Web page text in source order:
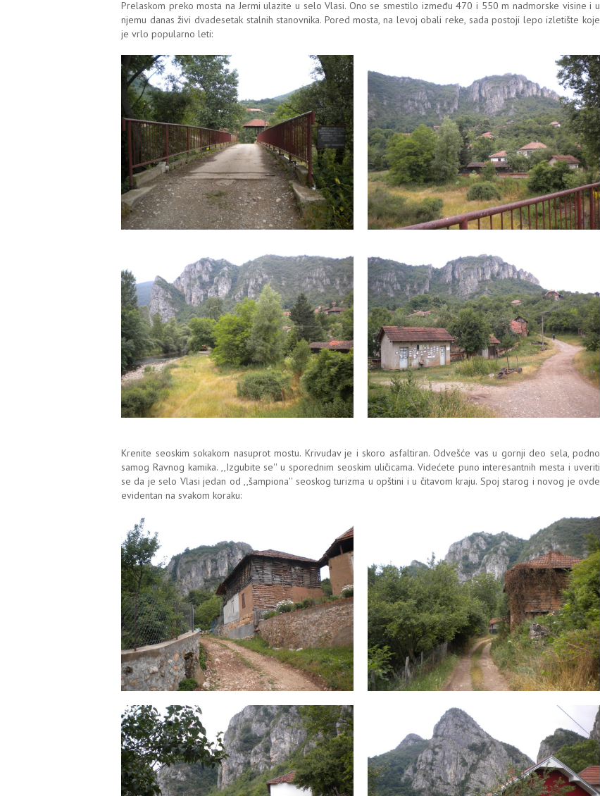
Prelaskom preko mosta na Jermi ulazite u selo Vlasi. Ono se smestilo između 470 i 550 m nadmorske visine i u
njemu danas živi dvadesetak stalnih stanovnika. Pored mosta, na levoj obali reke, sada postoji lepo izletište koje
je vrlo popularno leti:
Krenite seoskim sokakom nasuprot mostu. Krivudav je i skoro asfaltiran. Odvešće vas u gornji deo sela, podno
samog Ravnog kamika. ,,Izgubite se'' u sporednim seoskim uličicama. Videćete puno interesantnih mesta i uveriti
se da je selo Vlasi jedan od ,,šampiona'' seoskog turizma u opštini i u čitavom kraju. Spoj starog i novog je ovde
evidentan na svakom koraku: